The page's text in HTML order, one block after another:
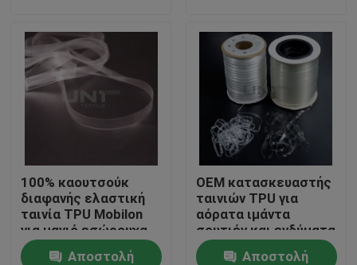
Προϊόντα
Σχετικά με εμάς
Έλεγχος ποιότητας
Επικοινωνήστε μαζί μας
100% καουτσούκ
διαφανής ελαστική
ταινία TPU Mobilon
για μαγιό εσώρουχα
Αποστολή
OEM κατασκευαστής
ταινιών TPU για
αόρατα ιμάντα
σουτιέν και ενδύματα
Αποστολή